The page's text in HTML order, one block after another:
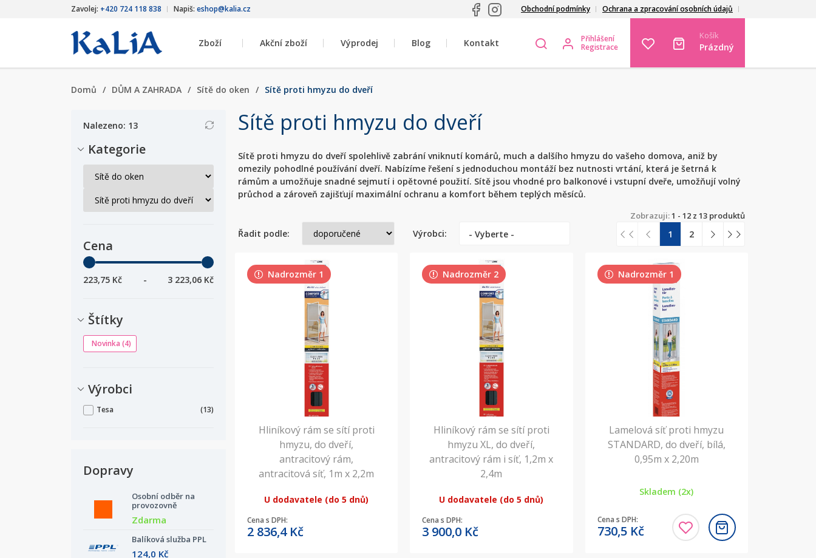
Zavolej: +420 724 118 838 Napiš: eshop@kalia.cz Obchodní podmínky Ochrana a zpracování osobních údajů
Zboží Akční zboží Výprodej Blog Kontakt
Přihlášení
Registrace
Košík
Prázdný
Domů / DŮM A ZAHRADA / Sítě do oken / Sítě proti hmyzu do dveří
Sítě proti hmyzu do dveří
Sítě proti hmyzu do dveří spolehlivě zabrání vniknutí komárů, much a dalšího hmyzu do vašeho domova, aniž by
omezily pohodlné používání dveří. Nabízíme řešení s jednoduchou montáží bez nutnosti vrtání, která je šetrná k
rámům a umožňuje snadné sejmutí i opětovné použití. Sítě jsou vhodné pro balkonové i vstupní dveře, umožňují volný
průchod a zároveň zajišťují maximální ochranu a komfort během teplých měsíců.
Řadit podle: Výrobci: - Vyberte -
Zobrazuji:1 - 12 z 13 produktů
1 2
Nadrozměr 1
Hliníkový rám se sítí proti
hmyzu, do dveří,
antracitový rám,
antracitová síť, 1m x 2,2m
U dodavatele (do 5 dnů)
Cena s DPH:
2 836,4 Kč
Nadrozměr 2
Hliníkový rám se sítí proti
hmyzu XL, do dveří,
antracitový rám i síť, 1,2m x
2,4m
U dodavatele (do 5 dnů)
Cena s DPH:
3 900,0 Kč
Nadrozměr 1
Lamelová síť proti hmyzu
STANDARD, do dveří, bílá,
0,95m x 2,20m
Skladem (2x)
Cena s DPH:
730,5 Kč
Nalezeno: 13
Kategorie
Cena
223,75 Kč - 3 223,06 Kč
Štítky
Novinka (4)
Výrobci
Tesa (13)
Dopravy
Osobní odběr na
provozovně
Zdarma
Balíková služba PPL
124,0 Kč